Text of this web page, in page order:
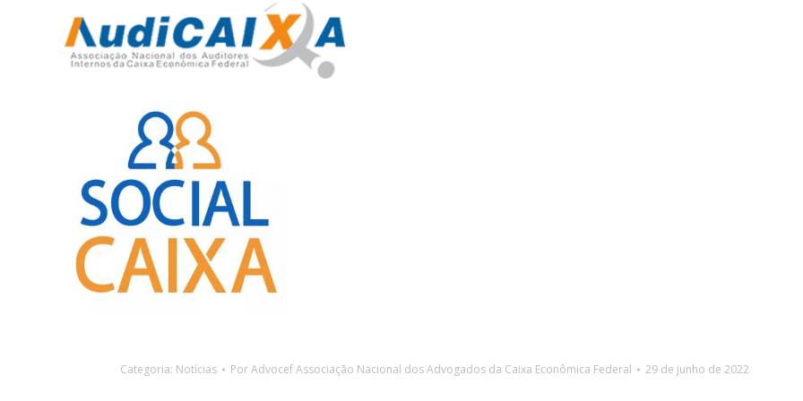
Categoria: Notícias PorAdvocef Associação Nacional dos Advogados da Caixa Econômica Federal 29 de junho de 2022